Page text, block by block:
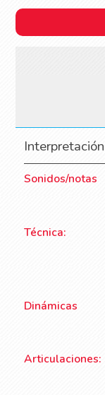
Sonidos/notas
Técnica:
Dinámicas
Articulaciones: